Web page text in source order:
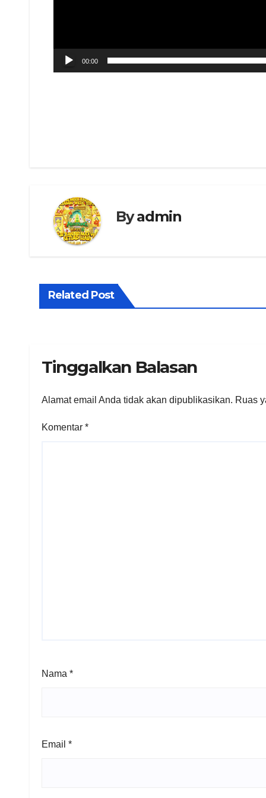
00:00
Byadmin
Related Post
Tinggalkan Balasan
Alamat email Anda tidak akan dipublikasikan. Ruas
Komentar *
Nama *
Email *